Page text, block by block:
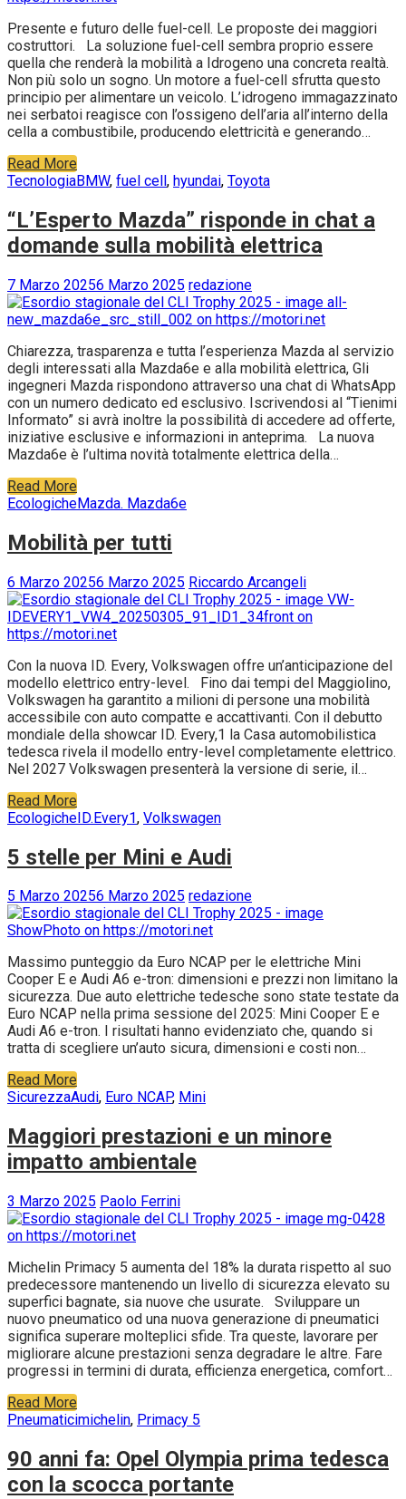
Presente e futuro delle fuel-cell. Le proposte dei maggiori
costruttori. La soluzione fuel-cell sembra proprio essere
quella che renderà la mobilità a Idrogeno una concreta realtà.
Non più solo un sogno. Un motore a fuel-cell sfrutta questo
principio per alimentare un veicolo. L’idrogeno immagazzinato
nei serbatoi reagisce con l’ossigeno dell’aria all’interno della
cella a combustibile, producendo elettricità e generando…
Read More
TecnologiaBMW, fuel cell, hyundai, Toyota
“L’Esperto Mazda” risponde in chat a
domande sulla mobilità elettrica
7 Marzo 20256 Marzo 2025 redazione
Chiarezza, trasparenza e tutta l’esperienza Mazda al servizio
degli interessati alla Mazda6e e alla mobilità elettrica, Gli
ingegneri Mazda rispondono attraverso una chat di WhatsApp
con un numero dedicato ed esclusivo. Iscrivendosi al “Tienimi
Informato” si avrà inoltre la possibilità di accedere ad offerte,
iniziative esclusive e informazioni in anteprima. La nuova
Mazda6e è l’ultima novità totalmente elettrica della…
Read More
EcologicheMazda. Mazda6e
Mobilità per tutti
6 Marzo 20256 Marzo 2025 Riccardo Arcangeli
Con la nuova ID. Every, Volkswagen offre un’anticipazione del
modello elettrico entry-level. Fino dai tempi del Maggiolino,
Volkswagen ha garantito a milioni di persone una mobilità
accessibile con auto compatte e accattivanti. Con il debutto
mondiale della showcar ID. Every,1 la Casa automobilistica
tedesca rivela il modello entry-level completamente elettrico.
Nel 2027 Volkswagen presenterà la versione di serie, il…
Read More
EcologicheID.Every1, Volkswagen
5 stelle per Mini e Audi
5 Marzo 20256 Marzo 2025 redazione
Massimo punteggio da Euro NCAP per le elettriche Mini
Cooper E e Audi A6 e-tron: dimensioni e prezzi non limitano la
sicurezza. Due auto elettriche tedesche sono state testate da
Euro NCAP nella prima sessione del 2025: Mini Cooper E e
Audi A6 e-tron. I risultati hanno evidenziato che, quando si
tratta di scegliere un’auto sicura, dimensioni e costi non…
Read More
SicurezzaAudi, Euro NCAP, Mini
Maggiori prestazioni e un minore
impatto ambientale
3 Marzo 2025 Paolo Ferrini
Michelin Primacy 5 aumenta del 18% la durata rispetto al suo
predecessore mantenendo un livello di sicurezza elevato su
superfici bagnate, sia nuove che usurate. Sviluppare un
nuovo pneumatico od una nuova generazione di pneumatici
significa superare molteplici sfide. Tra queste, lavorare per
migliorare alcune prestazioni senza degradare le altre. Fare
progressi in termini di durata, efficienza energetica, comfort…
Read More
Pneumaticimichelin, Primacy 5
90 anni fa: Opel Olympia prima tedesca
con la scocca portante